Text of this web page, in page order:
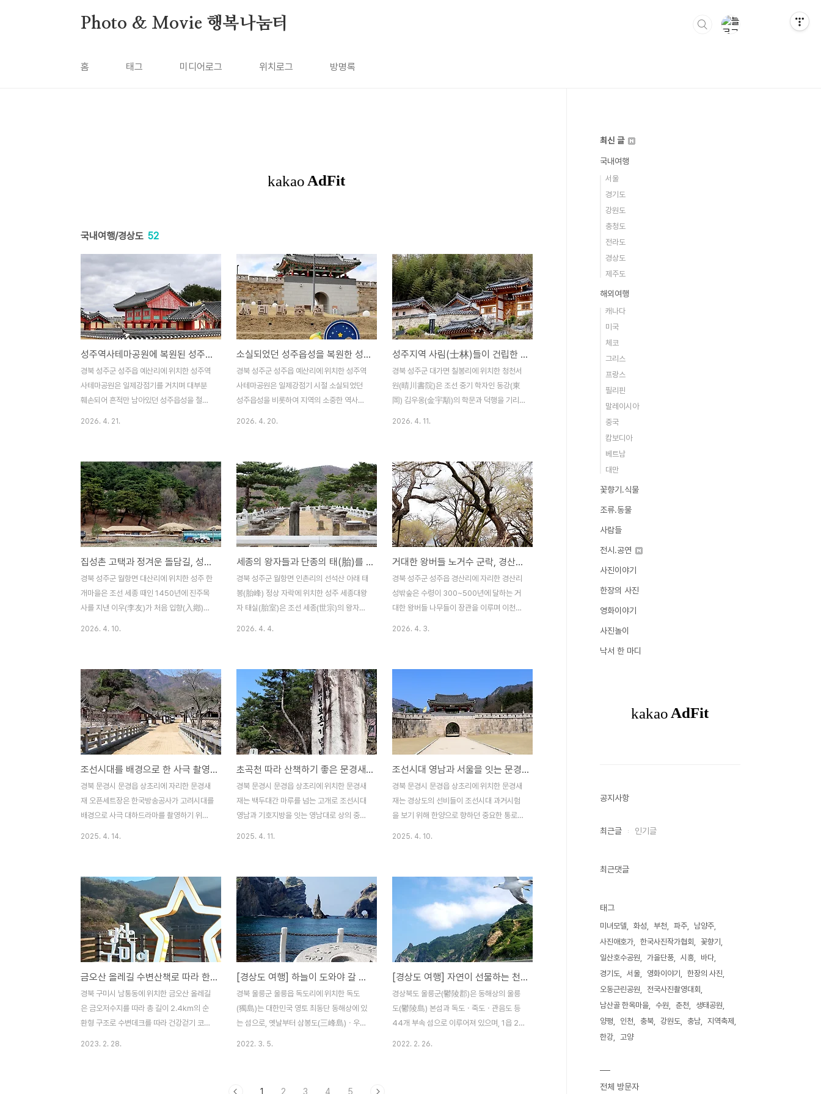
Photo & Movie 행복나눔터
홈 태그 미디어로그 위치로그 방명록
국내여행/경상도 52
성주역사테마공원에 복원된 성주사고(星州史庫)
경북 성주군 성주읍 예산리에 위치한 성주역
사테마공원은 일제강점기를 거치며 대부분
훼손되어 흔적만 남아있던 성주읍성을 철저
(한양ㆍ충주ㆍ전주ㆍ성주) 중 하나이며, 성주
역사테마공원에 복원한 것이다. 성주사고는
1439년(세종 21년)에 실록 보관의 안전성
을 높이기 위해 서울(춘추관)과 충주에 이어
전주와 함께 성주에 외사고가 설치되었으며,
1538년(중종 33년)에 화재로 한 차례 소실
되어 1540년에 다시 지었으나 1592년 임
진왜란 당시 왜군에 의해 실록과 함께 완전히
파괴ㆍ소실되었다. 조선 전기의 실록은 춘추
관ㆍ충주ㆍ전주ㆍ성주에 분산 보..
2026. 4. 21.
소실되었던 성주읍성을 복원한 성주 역사테마공원
경북 성주군 성주읍 예산리에 위치한 성주역
사테마공원은 일제강점기 시절 소실되었던
성주읍성을 비롯하여 지역의 소중한 역사적
獻閣)ㆍ비석공원, 그리고 조선 전기 4대 사
고(한양ㆍ충주ㆍ전주ㆍ성주) 중 하나인 성주
사고가 있다. 성주읍성은 일제강점기를 거치
며 대부분 훼손되어 흔적만 남아 있었으나,
2017년부터 시작된 성주역사테마공원 조성
사업을 통해 철저한 고증을 거쳐 2020년에
성곽 270m 구간과 함께 복원되었다고 한다.
역사테마공원은 연중무휴 상시 개방하고 무
료 주차장과 함께 무료로 이용할 수 있으며,
성벽 위 산책로를 따라 읍내 전경을 감상할..
2026. 4. 20.
성주지역 사림(士林)들이 건립한 서원, 성주 청천서원(晴川書院)
경북 성주군 대가면 칠봉리에 위치한 청천서
원(晴川書院)은 조선 중기 학자인 동강(東
岡) 김우옹(金宇顒)의 학문과 덕행을 기리
택의 사랑채를 고쳐 청천서당으로 중건되었
으며, 이후 1910년(순종 4년)에 김호림의 아
들 김창숙(金昌淑)이 교육 구국운동으로 서
당을 수리하여 성명학교(星明學校)라 부르
고 후진 양성을 위한 교사로 활용하였다 청천
서원은 회연사원(檜淵書院)과 함께 성주지
역을 대표하는 서원으로 조선 후기 사림활동
의 중심지 역할을 하였으며, 원래의 청천서당
인 성명학교(星明學校)은 인근에 자리하고
있으며, 현재의 서원은 1992년에는 대가..
2026. 4. 11.
집성촌 고택과 정겨운 돌담길, 성주 한개마을
경북 성주군 월항면 대산리에 위치한 성주 한
개마을은 조선 세종 때인 1450년에 진주목
사를 지낸 이우(李友)가 처음 입향(入鄕)하
산이 병풍처럼 둘러서 있고 앞으로는 백천이
흐르는 자연스러운 마을의 틀을 형성하여 예
로부터 길지로 평가받았고, 실제로도 수많은
인재를 배출한 곳으로 기록되어 있다. ‘한
개’라는 마을 이름은 예전에 이곳에 큰 개울
또는 나루가 있어 붙여진 이름이라고 하며,
‘한’은 크다는 뜻이고 ‘개’는 개울이나 나루를
의미하는 말로써 즉 ‘한개’는 ‘큰 개울’ 또는
‘큰 나루’를 의미하는 순 우리말에서 온 이름
이다. 한개마을..
2026. 4. 10.
세종의 왕자들과 단종의 태(胎)를 봉안한 곳, 성주 세종대왕자 태실(胎室)
경북 성주군 월항면 인촌리의 선석산 아래 태
봉(胎峰) 정상 자락에 위치한 성주 세종대왕
자 태실(胎室)은 조선 세종(世宗)의 왕자들
포함하여 총 19기(앞줄 11기는 후궁의 왕자
들이고 뒷줄 7기는 소헌왕후 적자와 단종)가
군집해 있으며, 세종의 아들 중 문종(文宗)을
제외한 모든 대군(大君)과 군(君)의 태실이
모여 있는 국내 유일의 집단 태실이다. 태실
조성 시기는 대부분 1438년~1442년(세종
20년~24년) 사이에 조성된 것으로 추정된
다고 하며, 세조가 왕위에 오른 후 자신을 반
대했던 형제(안평대군ㆍ금성대군ㆍ광평대군
ㆍ화의군ㆍ영..
2026. 4. 4.
거대한 왕버들 노거수 군락, 경산리 성밖숲
경북 성주군 성주읍 경산리에 자리한 경산리
성밖숲은 수령이 300~500년에 달하는 거
대한 왕버들 나무들이 장관을 이루며 이천변
현재 국가천연기념물 제403호로 지정되어
보호받고 있다. 왕버들 나무의 조성 배경은
조선 중기에 성주읍성 서문 밖 마을의 아이들
이 이유 없이 죽는 등 흉사가 이어지자, 지관
(地官)의 조언에 따라 마을의 기운을 다스리
기 위해 밤나무 숲을 조성한 것이 시작이라고
하며, 경산지(京山誌)와 성산지(星山誌) 등
에 성밖숲의 유래와 역사가 기록되어 있다고
한다. 초기에는 밤나무..
2026. 4. 3.
조선시대를 배경으로 한 사극 촬영장, 문경새재 오픈세트장
경북 문경시 문경읍 상초리에 자리한 문경새
재 오픈세트장은 한국방송공사가 고려시대를
배경으로 사극 대하드라마를 촬영하기 위하
42동, 초가 40동, 기타 13동으로 국내 최대
규모의 사극 촬영장이었다고 한다. 사극 촬
영장을 문경새재에 설치하게 된 것은 조령산
과 주흘산의 산세가 고려의 수도 개성의 송악
산과 흡사할 뿐만 아니라 옛길이 잘 보존되어
있어 사극 촬영장으로 매우 적합한 때문이었
다고 한다. 현재의 문경새재 오픈세트장은 문
경시의 제작지원으로 과거 고려시대를 배경
으로 한 세트장을 허물고 새로운 조선시대 모
습으로 2008년 4월에..
2025. 4. 14.
초곡천 따라 산책하기 좋은 문경새재 옛길
경북 문경시 문경읍 상초리에 위치한 문경새
재는 백두대간 마루를 넘는 고개로 조선시대
영남과 기호지방을 잇는 영남대로 상의 중심
는 뜻에서 이름이 새재(鳥嶺)가 되었다고도
하고, ‘새로 난 고개’라는 뜻으로 ‘새재’로 불
렸다고도 전해진다. 조선 태종 때 영남대로
가 개척되면서 문경새재 고갯길이 열렸으며,
1594년에 제2관문 조곡관(鳥谷關)을 설치
하였고 1708년에는 제1관문 주흘관(主屹
關)과 제3관문 조령관(鳥嶺關)을 설치하여
군사적 요새로서의 역할을 담당하였다. 문경
새재 주변 5.5㎢를 1981년에 도립공원으
로 지정하였고 1982년에는 문화재..
2025. 4. 11.
조선시대 영남과 서울을 잇는 문경새재 제1관문, 주흘관(主屹關)
경북 문경시 문경읍 상초리에 위치한 문경새
재는 경상도의 선비들이 조선시대 과거시험
을 보기 위해 한양으로 향하던 중요한 통로였
름이 새재(鳥嶺)가 되었다고도 하고, ‘새로
난 고개’라는 뜻으로 ‘새재’로 불렸다고도 전
해진다. 주흘관(主屹關)은 조선시대 영남과
서울을 잇는 가장 중요한 교통로였던 문경새
재의 제1관문이었으며, 홍예문 위에 문루를
세운 이 문은 3개의 관문 가운데 가장 웅장하
며 사적 제147호로 지정되어 있다. 주흘관은
문경새재 중의 첫 번째 관문(關門)으로 세 관
문 중에서 옛 모습을 가장 많이 간직하고 있
으며, 이 관문은 임..
2025. 4. 10.
금오산 올레길 수변산책로 따라 한 바퀴 산책
경북 구미시 남통동에 위치한 금오산 올레길
은 금오저수지를 따라 총 길이 2.4km의 순
환형 구조로 수변데크를 따라 건강걷기 코스
2023. 2. 28.
[경상도 여행] 하늘이 도와야 갈 수 있는 섬, 독도(獨島)
경북 울릉군 울릉읍 독도리에 위치한 독도
(獨島)는 대한민국 영토 최동단 동해상에 있
는 섬으로, 옛날부터 삼봉도(三峰島)ㆍ우산
2022. 3. 5.
[경상도 여행] 자연이 선물하는 천혜의 비경, 울릉도(鬱陵島)
경상북도 울릉군(鬱陵郡)은 동해상의 울릉
도(鬱陵島) 본섬과 독도ㆍ죽도ㆍ관음도 등
44개 부속 섬으로 이루어져 있으며, 1읍 2면
2022. 2. 26.
1 2 3 4 5
최신 글
국내여행
서울
경기도
강원도
충청도
전라도
경상도
제주도
해외여행
캐나다
미국
체코
그리스
프랑스
필리핀
말레이시아
중국
캄보디아
베트남
대만
꽃향기.식물
조류.동물
사람들
전시.공연
사진이야기
한장의 사진
영화이야기
사진놀이
낙서 한 마디
공지사항
최근글 인기글
최근댓글
태그
미녀모델 화성 부천 파주
남양주
사진애호가
한국사진작가협회
꽃향기
일산호수공원
가을단풍 시흥
바다
경기도
서울 영화이야기
한장의 사진
오동근린공원
전국사진촬영대회
남산골 한옥마을
수원 춘천
생태공원
양평
인천 충북 강원도 충남
지역축제
한강
고양
전체 방문자